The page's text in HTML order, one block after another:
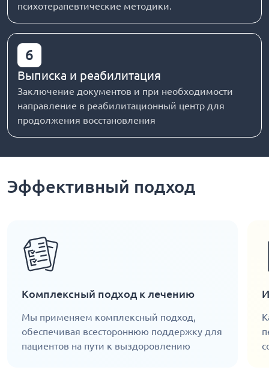
психотерапевтические методики.
6
Выписка и реабилитация
Заключение документов и при необходимости
направление в реабилитационный центр для
продолжения восстановления
Эффективный подход
Комплексный подход к лечению
Мы применяем комплексный подход,
обеспечивая всестороннюю поддержку для
пациентов на пути к выздоровлению